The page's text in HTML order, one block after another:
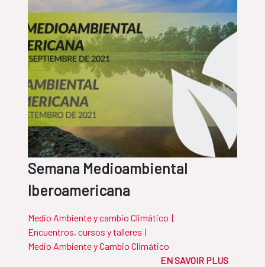
Semana Medioambiental
Iberoamericana
Medio Ambiente y cambio Climático |
Encuentros, cursos y talleres |
Medio Ambiente y Cambio Climático
EN SAVOIR PLUS